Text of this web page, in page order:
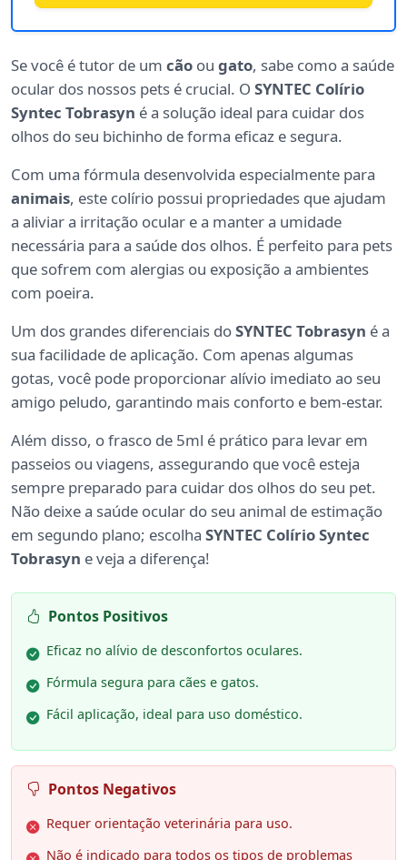
Se você é tutor de um cão ou gato, sabe como a saúde
ocular dos nossos pets é crucial. O SYNTEC Colírio
Syntec Tobrasyn é a solução ideal para cuidar dos
olhos do seu bichinho de forma eficaz e segura.
Com uma fórmula desenvolvida especialmente para
animais, este colírio possui propriedades que ajudam
a aliviar a irritação ocular e a manter a umidade
necessária para a saúde dos olhos. É perfeito para pets
que sofrem com alergias ou exposição a ambientes
com poeira.
Um dos grandes diferenciais doSYNTEC Tobrasyn é a
sua facilidade de aplicação. Com apenas algumas
gotas, você pode proporcionar alívio imediato ao seu
amigo peludo, garantindo mais conforto e bem-estar.
Além disso, o frasco de 5ml é prático para levar em
passeios ou viagens, assegurando que você esteja
sempre preparado para cuidar dos olhos do seu pet.
Não deixe a saúde ocular do seu animal de estimação
em segundo plano; escolha SYNTEC Colírio Syntec
Tobrasyn e veja a diferença!
Pontos Positivos
Eficaz no alívio de desconfortos oculares.
Fórmula segura para cães e gatos.
Fácil aplicação, ideal para uso doméstico.
Pontos Negativos
Requer orientação veterinária para uso.
Não é indicado para todos os tipos de problemas